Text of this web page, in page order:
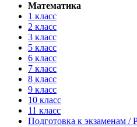
Математика
1 класс
2 класс
3 класс
5 класс
6 класс
7 класс
8 класс
9 класс
10 класс
11 класс
Подготовка к экзаменам